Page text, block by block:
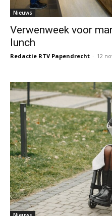
Nieuws
Verwenweek voor
lunch
Redactie RTV Papendrecht - 12